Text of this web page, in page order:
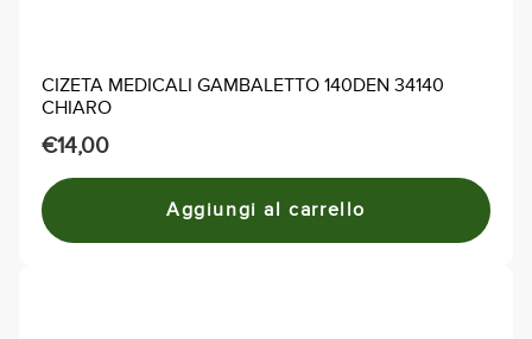
CIZETA MEDICALI GAMBALETTO 140DEN 34140
CHIARO
€14,00
Aggiungi al carrello